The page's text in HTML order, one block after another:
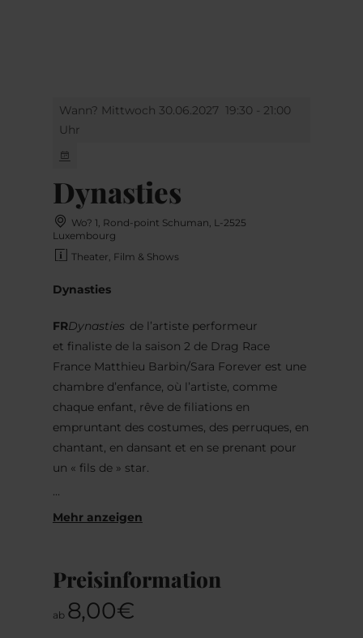
Wann? Mittwoch 30.06.2027 19:30 - 21:00
Uhr
Dynasties
Wo? 1, Rond-point Schuman, L-2525
Luxembourg
Theater, Film & Shows
Dynasties
FRDynasties de l’artiste performeur
et finaliste de la saison 2 de Drag Race
France Matthieu Barbin/Sara Forever est une
chambre d’enfance, où l’artiste, comme
chaque enfant, rêve de filiations en
empruntant des costumes, des perruques, en
chantant, en dansant et en se prenant pour
un « fils de » star.
opera, Matthieu Barbin met en parallèle son
une succession de numéros qui racontent
l’histoire de ces enfants au parcours
extraordinaires, qu’ils soient fils de stars
Preisinformation
ab 8,00€